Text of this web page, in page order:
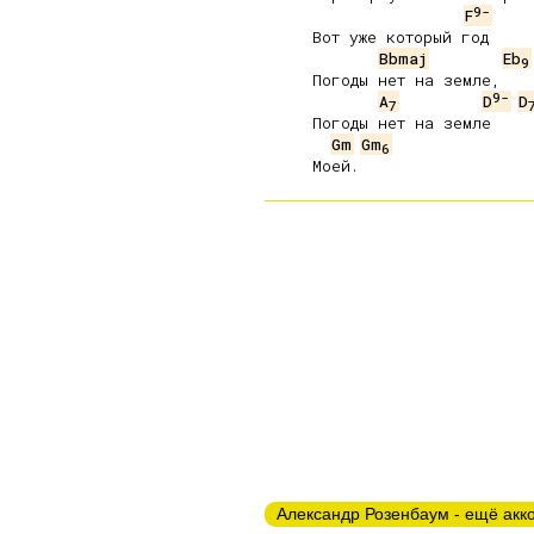
F9-
     Вот уже который год
Bbmaj
Eb9
     Погоды нет на земле,
A7 D9- D7
     Погоды нет на земле
Gm Gm6
Александр Розенбаум - ещё